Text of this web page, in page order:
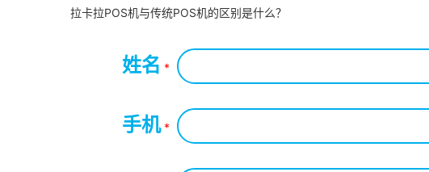
拉卡拉POS机与传统POS机的区别是什么？
姓名 *
手机*